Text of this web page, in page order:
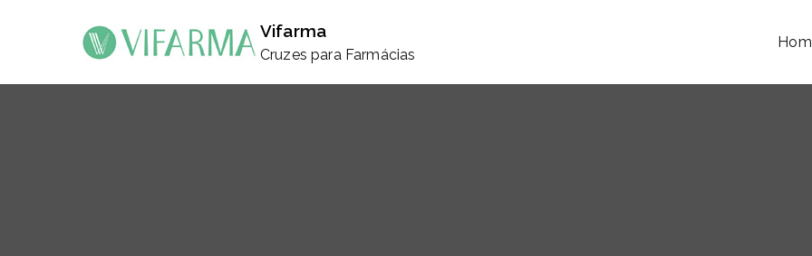
Vifarma
Cruzes para Farmácias